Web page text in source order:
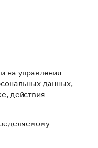
на управления
данных,
действия